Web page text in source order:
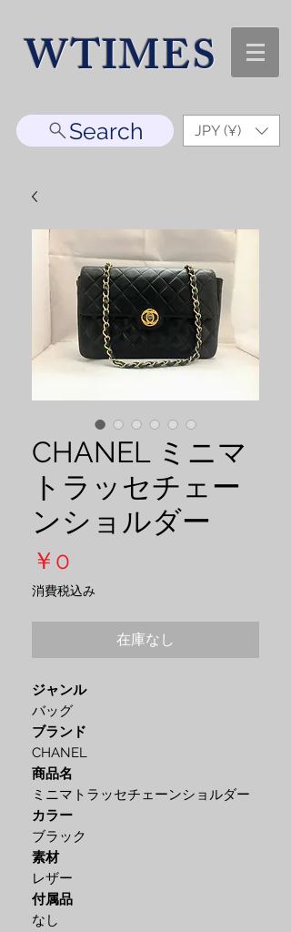
WTIMES
Search JPY (¥)
CHANEL ミニマ
トラッセチェー
ンショルダー
￥0
格
消費税込み
在庫なし
ジャンル
バッグ
ブランド
CHANEL
商品名
ミニマトラッセチェーンショルダー
カラー
ブラック
素材
レザー
付属品
なし